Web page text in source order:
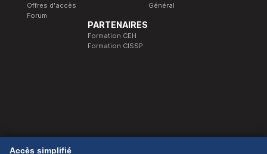
Offres d'accès
Forum
Général
PARTENAIRES
Formation CEH
Formation CISSP
© 1989-2026 Télé Satellite et Numérique.
Accès simplifié